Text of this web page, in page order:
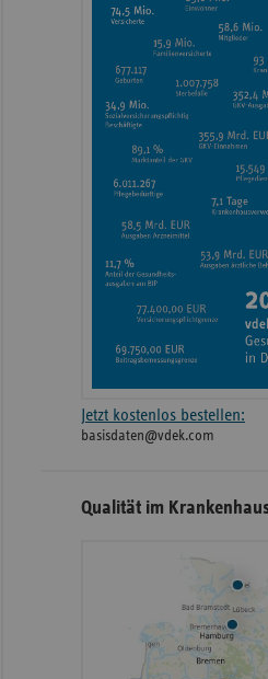
Jetzt kostenlos bestellen:
basisdaten@vdek.com
Qualität im